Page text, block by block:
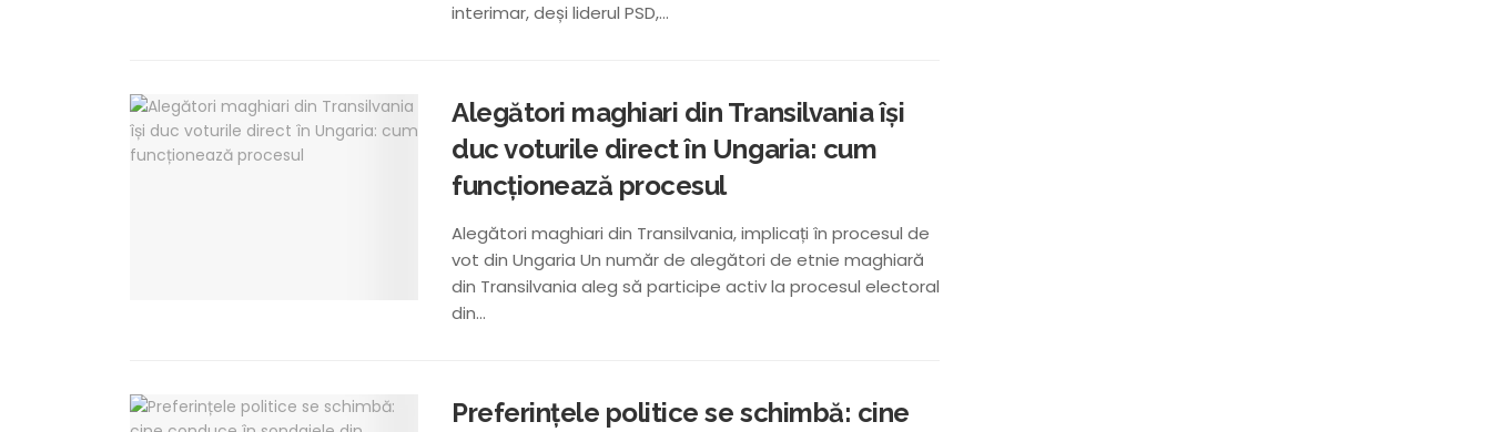
interimar, deși liderul PSD,...
Alegători maghiari din Transilvania își
duc voturile direct în Ungaria: cum
funcționează procesul
Alegători maghiari din Transilvania, implicați în procesul de
vot din Ungaria Un număr de alegători de etnie maghiară
din Transilvania aleg să participe activ la procesul electoral
din...
Preferințele politice se schimbă: cine